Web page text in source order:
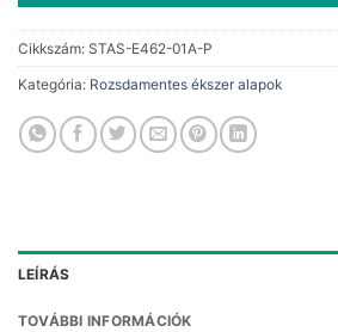
Cikkszám: STAS-E462-01A-P
Kategória: Rozsdamentes ékszer alapok
LEÍRÁS
TOVÁBBI INFORMÁCIÓK